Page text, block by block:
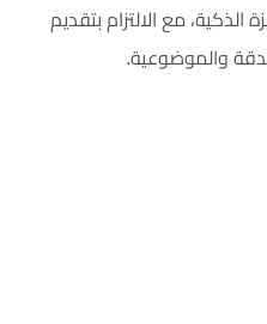
الذكية، مع الالتزام بتقديم
والموضوعية.